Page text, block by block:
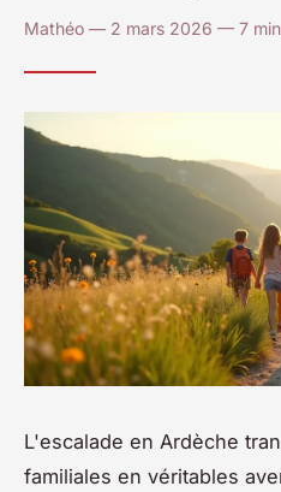
Mathéo — 2 mars 2026 — 7
L'escalade en Ardèche
familiales en véritables